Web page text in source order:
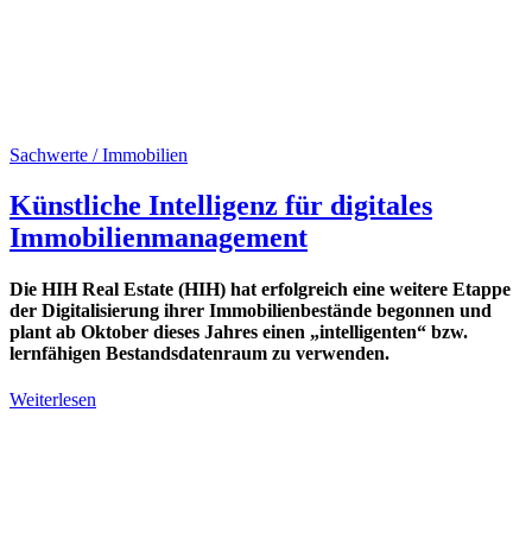
Sachwerte / Immobilien
Künstliche Intelligenz für digitales
Immobilienmanagement
Die HIH Real Estate (HIH) hat erfolgreich eine weitere Etappe
der Digitalisierung ihrer Immobilienbestände begonnen und
plant ab Oktober dieses Jahres einen „intelligenten“ bzw.
lernfähigen Bestandsdatenraum zu verwenden.
Weiterlesen